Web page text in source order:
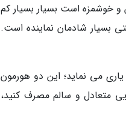
خوشمزه است بسیار بسیار کم
برای افراد دیابتی بسیار شادمان نماینده است.
می نماید؛ این دو هورمون
متعادل و سالم مصرف کنید،